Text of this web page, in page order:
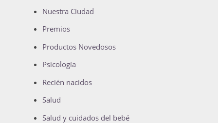
Nuestra Ciudad
Premios
Productos Novedosos
Psicología
Recién nacidos
Salud
Salud y cuidados del bebé